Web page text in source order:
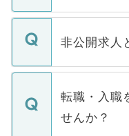
ご登録いただ
登録内容を
ます。通常、
いただきま
非公開求人
マイナビ
うち約3割は
けない「非
下記の理由
転職・入職
せんか？